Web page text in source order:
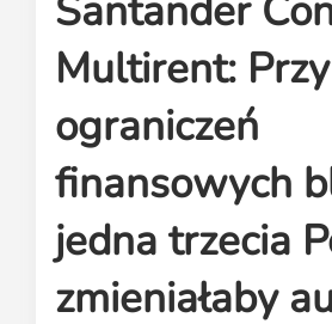
Partnerzy ZPL
Materiały do pobrania
Kontakt dla mediów
Klauzule informacyjne
Santander
Multirent:
ograniczeń
finansowych
jedna trzecia
zmieniałaby